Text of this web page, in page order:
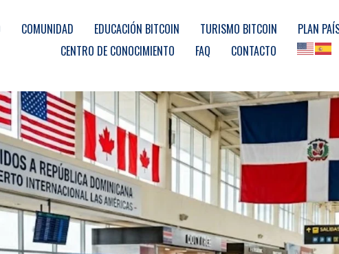
COMUNIDAD EDUCACIÓN BITCOIN TURISMO BITCOIN
PLAN
CENTRO DE CONOCIMIENTO
FAQ CONTACTO